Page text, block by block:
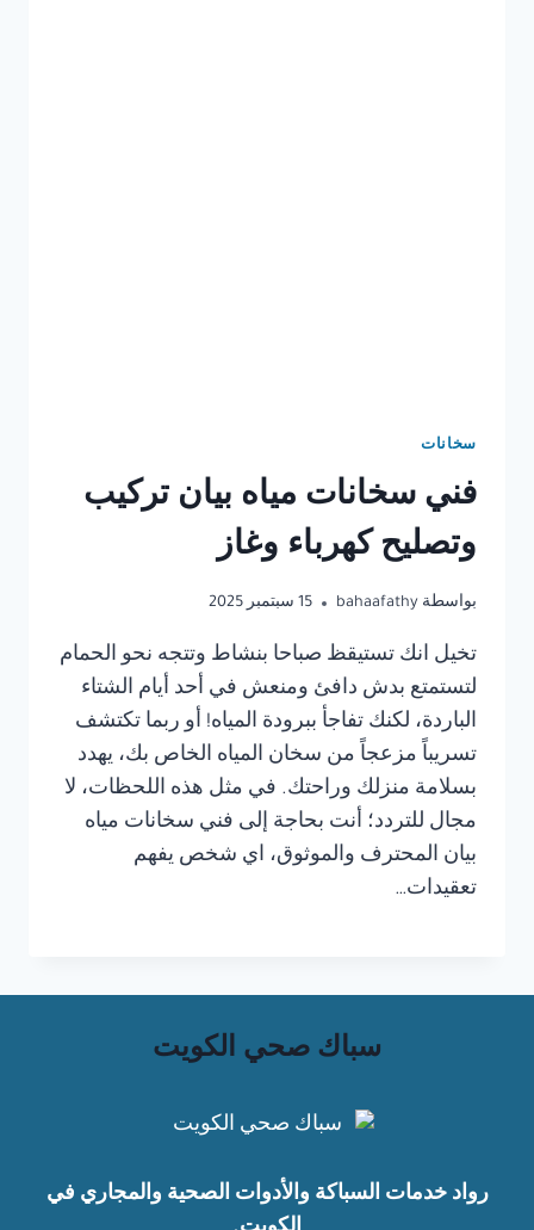
سخانات
فني سخانات مياه بيان تركيب
وتصليح كهرباء وغاز
بواسطة bahaafathy 15 سبتمبر 2025
تخيل انك تستيقظ صباحا بنشاط وتتجه نحو الحمام
لتستمتع بدش دافئ ومنعش في أحد أيام الشتاء
الباردة، لكنك تفاجأ ببرودة المياه! أو ربما تكتشف
تسريباً مزعجاً من سخان المياه الخاص بك، يهدد
بسلامة منزلك وراحتك. في مثل هذه اللحظات، لا
مجال للتردد؛ أنت بحاجة إلى فني سخانات مياه
بيان المحترف والموثوق، اي شخص يفهم
تعقيدات…
سباك صحي الكويت
رواد خدمات السباكة والأدوات الصحية والمجاري في